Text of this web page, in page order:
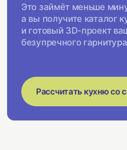
Это займёт меньше
а вы получите каталог
и готовый 3D-проект
безупречного гарнитура
Рассчитать кухню со